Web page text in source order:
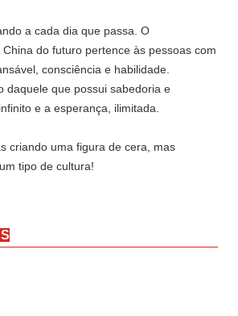
a cada dia que passa. O
do futuro pertence às pessoas com
consciência e habilidade.
daquele que possui sabedoria e
e a esperança, ilimitada.
criando uma figura de cera, mas
tipo de cultura!